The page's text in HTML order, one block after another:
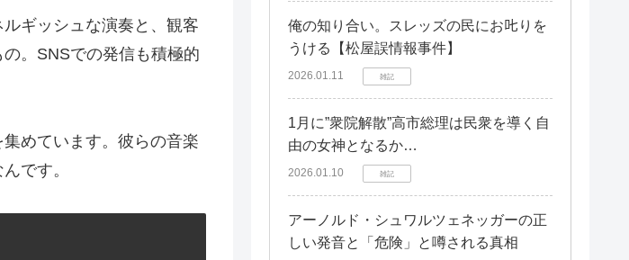
ギッシュな演奏と、観客
。SNSでの発信も積極的
めています。彼らの音楽
です。
ファンの反応とライブの雰囲気
ライブ映像や音源の紹介
「嘘吐き」が響く人
共感する人の特徴
楽曲がおすすめなシチュエーション
楽曲から得られる感情
この記事のまとめ
俺の知り合い。スレッズの民にお𠮟りを
うける【松屋誤情報事件】
2026.01.11 雑記
1月に”衆院解散”高市総理は民衆を導く自
由の女神となるか…
2026.01.10 雑記
アーノルド・シュワルツェネッガーの正
しい発音と「危険」と噂される真相